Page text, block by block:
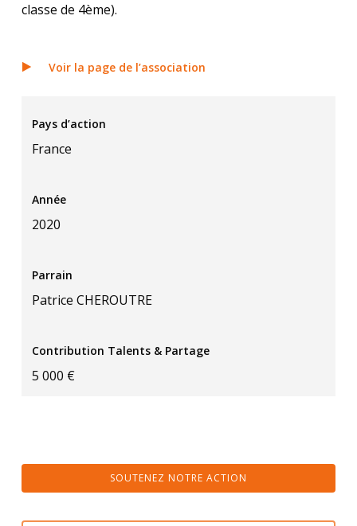
classe de 4ème).
Voir la page de l’association
Pays d’action
France
Année
2020
Parrain
Patrice CHEROUTRE
Contribution Talents & Partage
5 000 €
SOUTENEZ NOTRE ACTION